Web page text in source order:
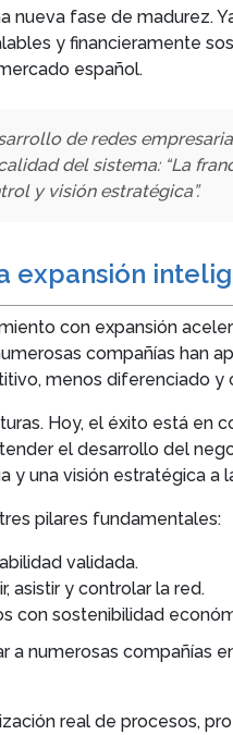
nueva fase de madurez.
y financieramente
español.
de redes
del sistema: “La
y visión estratégica”.
expansión
con expansión
compañías han
menos diferenciado y
Hoy, el éxito está en
el desarrollo del
y una visión estratégica a
pilares fundamentales:
validada.
asistir y controlar la red.
con sostenibilidad
a numerosas compañías
real de procesos,